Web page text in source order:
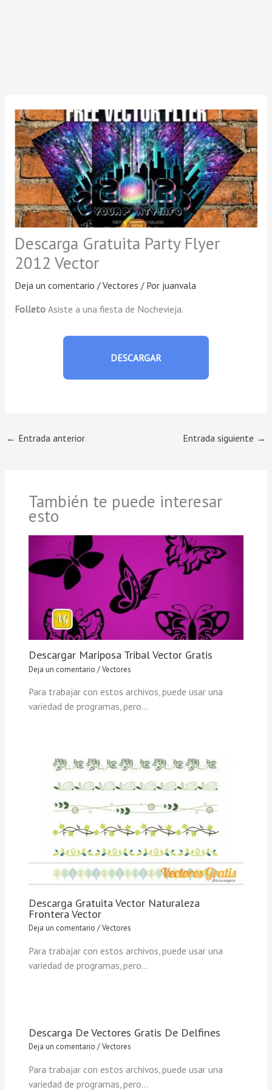
Descarga Gratuita Party Flyer
2012 Vector
Deja un comentario /Vectores / Por juanvala
FolletoAsiste a una fiesta de Nochevieja.
DESCARGAR
← Entrada anterior Entrada siguiente →
También te puede interesar
esto
Descargar Mariposa Tribal Vector Gratis
Deja un comentario /Vectores
Para trabajar con estos archivos, puede usar una
variedad de programas, pero…
Descarga Gratuita Vector Naturaleza
Frontera Vector
Deja un comentario /Vectores
Para trabajar con estos archivos, puede usar una
variedad de programas, pero…
Descarga De Vectores Gratis De Delfines
Deja un comentario /Vectores
Para trabajar con estos archivos, puede usar una
variedad de programas, pero…